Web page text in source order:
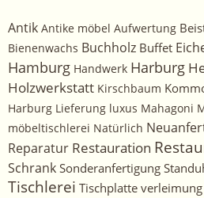
Antik Antike möbel Aufwertung
Bienenwachs Buchholz Buffet
Hamburg Handwerk Harburg
Holzwerkstatt Kirschbaum
Harburg Lieferung luxus Mahagoni
möbeltischlerei Natürlich
Reparatur Restauration
Schrank Sonderanfertigung
Tischlerei Tischplatte verleimung